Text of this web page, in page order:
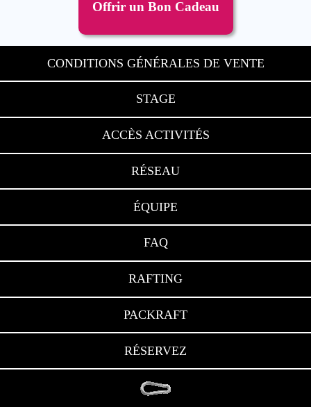
Offrir un Bon Cadeau
CONDITIONS GÉNÉRALES DE VENTE
STAGE
ACCÈS ACTIVITÉS
RÉSEAU
ÉQUIPE
FAQ
RAFTING
PACKRAFT
RÉSERVEZ